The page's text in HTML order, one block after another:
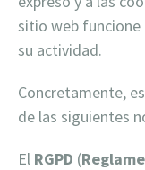
sitio web
su actividad.
Concretamente,
de las siguientes
El RGPD (